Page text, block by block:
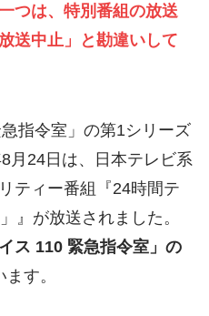
つは、 特別番組の放送
送中止」と勘違いして
指令室」の第1シリーズ
月24日は、日本テレビ系
ティー番組『24時間テ
』が放送されました。
ス 110 緊急指令室」の
す。